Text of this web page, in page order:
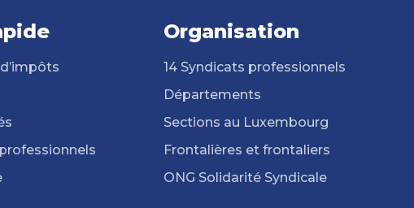
Organisation
14 Syndicats professionnels
Départements
Sections au Luxembourg
Frontalières et frontaliers
ONG Solidarité Syndicale